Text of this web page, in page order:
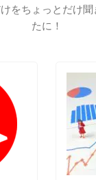
をちょっとだけ
たに！